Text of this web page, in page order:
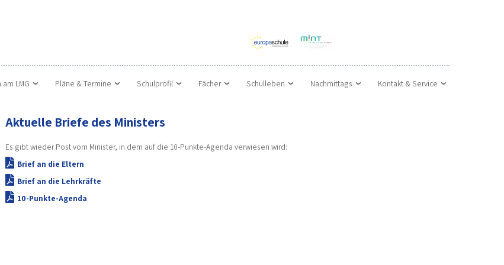
LMG Pläne & Termine Schulprofil Fächer Schulleben Nachmittags Kontakt & Service
Aktuelle Briefe des Ministers
Es gibt wieder Post vom Minister, in dem auf die 10-Punkte-Agenda verwiesen wird:
Brief an die Eltern
Brief an die Lehrkräfte
10-Punkte-Agenda